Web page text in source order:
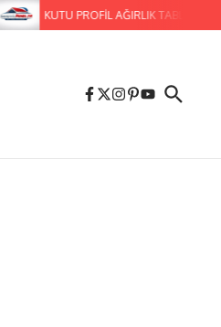
KUTU PROFİL AĞIRLIK TABLOSU -TAM